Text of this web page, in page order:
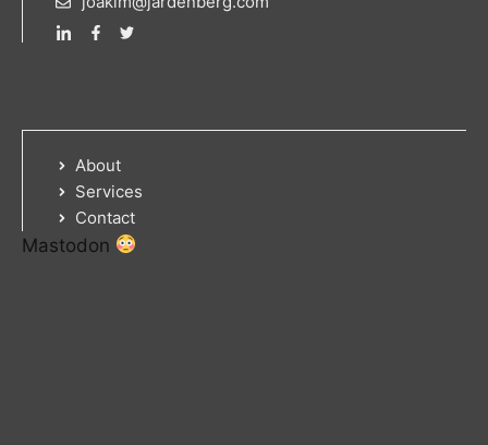
About
Services
Contact
Mastodon